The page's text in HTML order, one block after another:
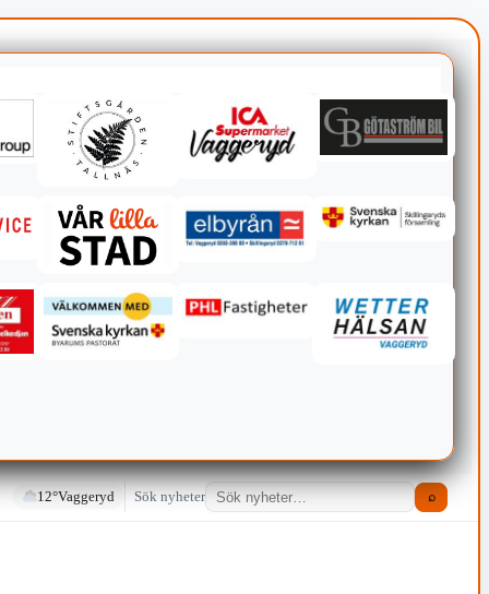
12°Vaggeryd Sök nyheter ⌕